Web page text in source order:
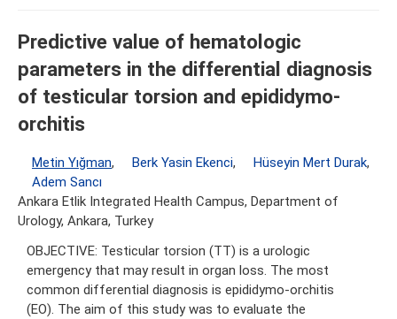
Predictive value of hematologic
parameters in the differential diagnosis
of testicular torsion and epididymo-
orchitis
Metin Yığman, Berk Yasin Ekenci, Hüseyin Mert Durak,
Adem Sancı
Ankara Etlik Integrated Health Campus, Department of
Urology, Ankara, Turkey
OBJECTIVE: Testicular torsion (TT) is a urologic
emergency that may result in organ loss. The most
common differential diagnosis is epididymo-orchitis
(EO). The aim of this study was to evaluate the